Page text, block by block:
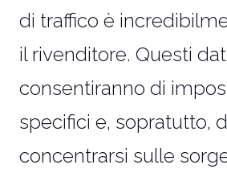
di traffico è
il rivenditore. Questi
consentiranno di
specifici e, sopratutto,
concentrarsi sulle